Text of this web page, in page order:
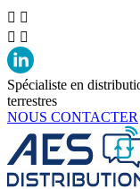
 
 
Spécialiste en
terrestres
NOUS CONTACTER